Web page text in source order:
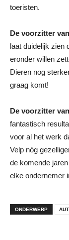
toeristen.
De voorzitter van
laat duidelijk zien
eronder willen
Dieren nog
graag komt!
De voorzitter
fantastisch
voor al het werk
Velp nóg
de komende
elke ondernemer
ONDERWERP